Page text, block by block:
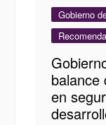
Gobierno
balance
en